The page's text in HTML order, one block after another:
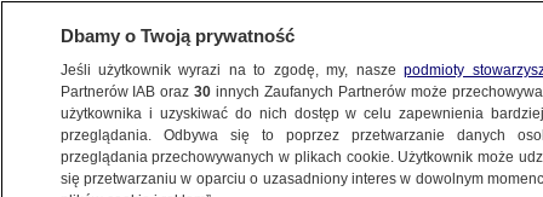
ŚWIAT
Dbamy o Twoją prywatność
Jeśli użytkownik wyrazi na to zgodę, my, naszepodmioty
Partnerów IAB oraz30 innych Zaufanych Partnerów może
użytkownika i uzyskiwać do nich dostęp w celu zapewnienia
przeglądania. Odbywa się to poprzez przetwarzanie danych
przeglądania przechowywanych w plikach cookie. Użytkownik może
się przetwarzaniu w oparciu o uzasadniony interes w dowolnym